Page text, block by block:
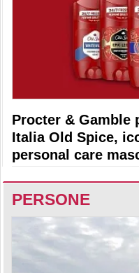
Procter & Gamble
Italia Old Spice,
personal care
PERSONE